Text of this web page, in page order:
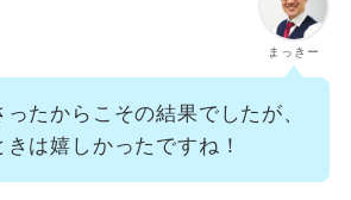
まっきー
たからこその結果でしたが、
は嬉しかったですね！